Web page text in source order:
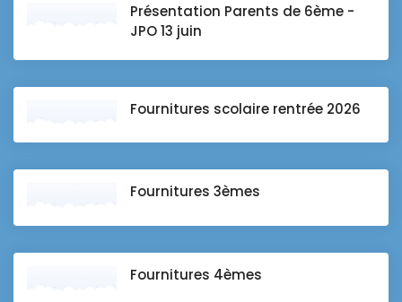
Présentation Parents de 6ème -
JPO 13 juin
Fournitures scolaire rentrée 2026
Fournitures 3èmes
Fournitures 4èmes